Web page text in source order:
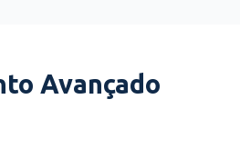
Avançado